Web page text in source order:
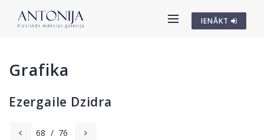
IENĀKT
Grafika
Ezergaile Dzidra
68 / 76